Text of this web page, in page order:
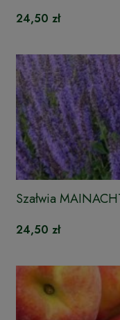
24,50 zł
Szałwia
24,50 zł